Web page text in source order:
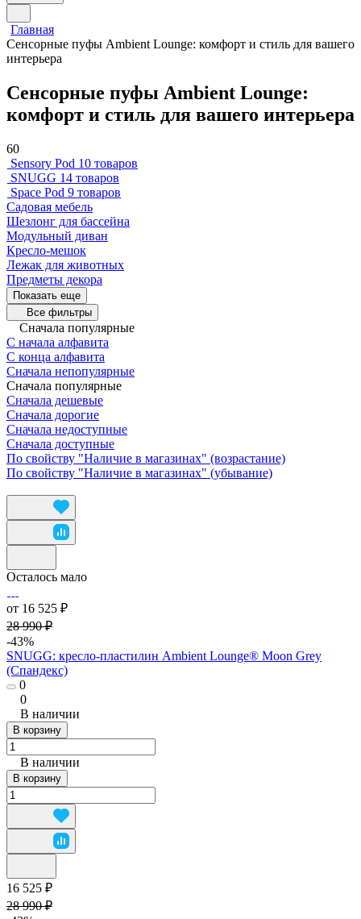
Главная
Сенсорные пуфы Ambient Lounge: комфорт и стиль для вашего
интерьера
Сенсорные пуфы Ambient Lounge:
комфорт и стиль для вашего интерьера
60
Sensory Pod 10 товаров
SNUGG 14 товаров
Space Pod 9 товаров
Садовая мебель
Шезлонг для бассейна
Модульный диван
Кресло-мешок
Лежак для животных
Предметы декора
Показать еще
Все фильтры
Сначала популярные
С начала алфавита
С конца алфавита
Сначала непопулярные
Сначала популярные
Сначала дешевые
Сначала дорогие
Сначала недоступные
Сначала доступные
По свойству "Наличие в магазинах" (возрастание)
По свойству "Наличие в магазинах" (убывание)
Осталось мало
от 16 525 ₽
28 990 ₽
-43%
SNUGG: кресло-пластилин Ambient Lounge® Moon Grey
(Спандекс)
0
0
В наличии
В корзину
В наличии
В корзину
16 525 ₽
28 990 ₽